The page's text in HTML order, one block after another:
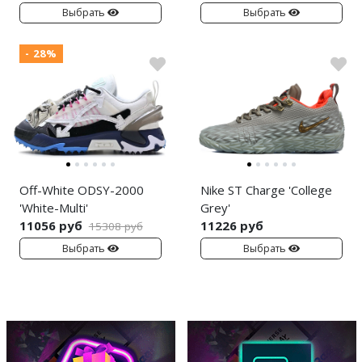
Выбрать Выбрать
- 28%
Off-White ODSY-2000
'White-Multi'
11056 руб 15308 руб
Выбрать
Nike ST Charge 'College
Grey'
11226 руб
Выбрать